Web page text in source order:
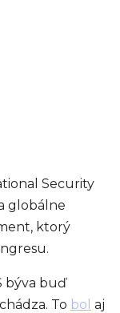
Security
globálne
ktorý
býva buď
To bol aj